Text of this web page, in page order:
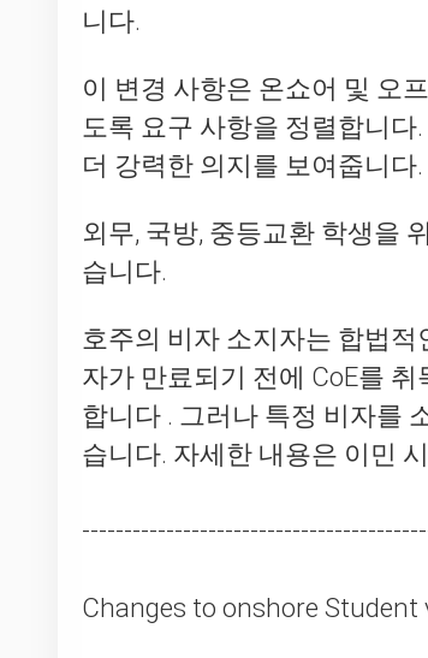
니다.
이 변경 사항은 온쇼어 및 오
도록 요구 사항을 정렬합니
더 강력한 의지를 보여줍니
외무, 국방, 중등교환 학생을
습니다.
호주의 비자 소지자는 합법
자가 만료되기 전에 CoE를
합니다 . 그러나 특정 비자를
습니다. 자세한 내용은 이민
Changes to onshore